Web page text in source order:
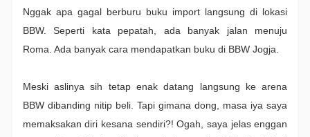
Nggak apa gagal berburu buku import langsung di lokasi
BBW. Seperti kata pepatah, ada banyak jalan menuju
Roma. Ada banyak cara mendapatkan buku di BBW Jogja.
Meski aslinya sih tetap enak datang langsung ke arena
BBW dibanding nitip beli. Tapi gimana dong, masa iya saya
memaksakan diri kesana sendiri?! Ogah, saya jelas enggan